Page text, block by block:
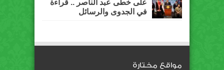
على خطى عبد الناصر .. قراءة
في الجدوى والرسائل
مواقع مختارة